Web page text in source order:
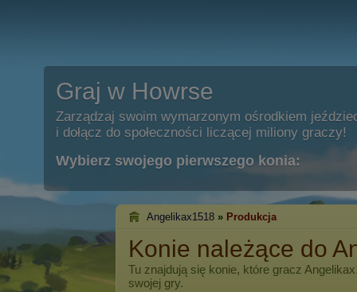
Graj w Howrse
Zarządzaj swoim wymarzonym ośrodkiem
i dołącz do społeczności liczącej miliony graczy!
Wybierz swojego pierwszego konia:
Angelikax1518 » Produkcja
Konie należące do
Tu znajdują się konie, które gracz
swojej gry.